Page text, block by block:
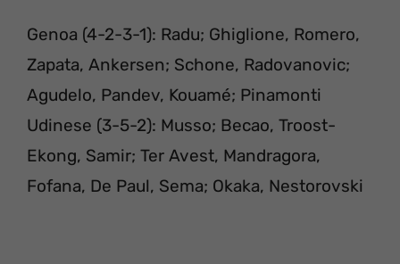
Genoa (4-2-3-1): Radu; Ghiglione, Romero,
Zapata, Ankersen; Schone, Radovanovic;
Agudelo, Pandev, Kouamé; Pinamonti
Udinese (3-5-2): Musso; Becao, Troost-
Ekong, Samir; Ter Avest, Mandragora,
Fofana, De Paul, Sema; Okaka, Nestorovski